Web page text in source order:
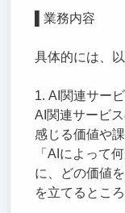
▌業務内容
具体的には、
1. AI関連サー
AI関連サービ
感じる価値や
「AIによって
に、どの価値
を立てるとこ